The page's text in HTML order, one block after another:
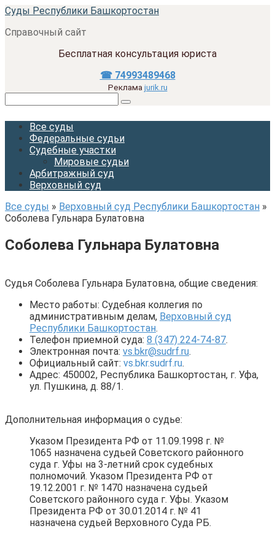
Перейти
контенту
Суды Республики Башкортостан
Справочный сайт
Бесплатная консультация юриста
☎ 74993489468
Реклама jurik.ru
Все суды
Федеральные судьи
Судебные участки
Мировые судьи
Арбитражный суд
Верховный суд
Все суды » Верховный суд Республики Башкортостан »
Соболева Гульнара Булатовна
Соболева Гульнара Булатовна
Судья Соболева Гульнара Булатовна, общие сведения:
Место работы: Судебная коллегия по
административным делам, Верховный суд
Республики Башкортостан.
Телефон приемной суда: 8 (347) 224-74-87.
Электронная почта: vs.bkr@sudrf.ru.
Официальный сайт: vs.bkr.sudrf.ru.
Адрес: 450002, Республика Башкортостан, г. Уфа,
ул. Пушкина, д. 88/1.
Дополнительная информация о судье:
Указом Президента РФ от 11.09.1998 г. №
1065 назначена судьей Советского районного
суда г. Уфы на 3-летний срок судебных
полномочий. Указом Президента РФ от
19.12.2001 г. № 1470 назначена судьей
Советского районного суда г. Уфы. Указом
Президента РФ от 30.01.2014 г. № 41
назначена судьей Верховного Суда РБ.